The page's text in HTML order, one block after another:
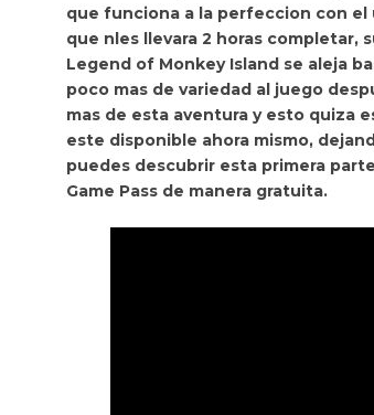
que funciona a la perfeccion con el
que nles llevara 2 horas completar,
Legend of Monkey Island se aleja
poco mas de variedad al juego
mas de esta aventura y esto quiza
este disponible ahora mismo,
puedes descubrir esta primera
Game Pass de manera gratuita.